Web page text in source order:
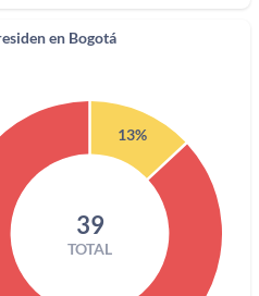
en Bogotá
39
TOTAL
13%